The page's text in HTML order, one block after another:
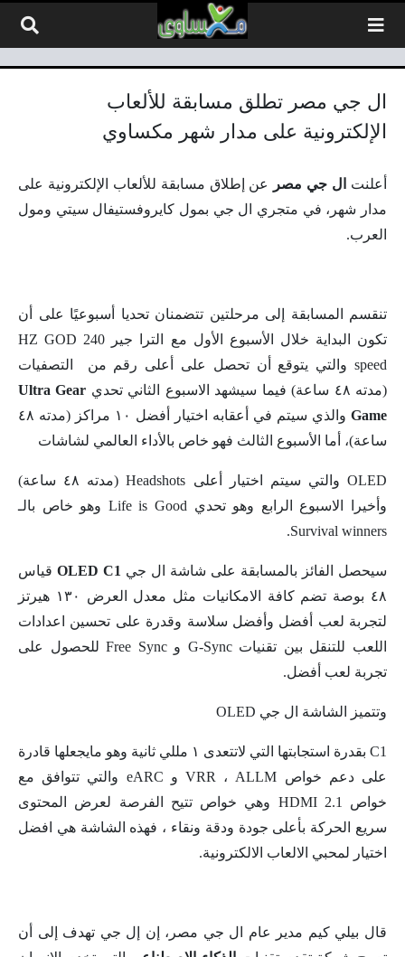
ال جي مصر تطلق مسابقة للألعاب
الإلكترونية على مدار شهر مكساوي
أعلنت ال جي مصر
عن إطلاق مسابقة للألعاب الإلكترونية على
مدار شهر، في متجري ال جي بمول كايروفستيفال سيتي ومول
العرب.
تنقسم المسابقة إلى مرحلتين تتضمنان تحديا أسبوعيًا على أن
تكون البداية خلال الأسبوع الأول مع الترا جير 240 HZ GOD
speed والتي يتوقع أن تحصل على أعلى رقم من التصفيات
(مدته ٤٨ ساعة) فيما سيشهد الاسبوع الثاني تحدي
Ultra Gear
Game
والذي سيتم في أعقابه اختيار أفضل ١٠ مراكز (مدته ٤٨
ساعة)، أما الأسبوع الثالث فهو خاص بالأداء العالمي لشاشات
OLED والتي سيتم اختيار أعلى Headshots (مدته ٤٨ ساعة)
وأخيرا الاسبوع الرابع وهو تحدي Life is Good وهو خاص بالـ
Survival winners.
سيحصل الفائز بالمسابقة على شاشة ال جي OLED C1 قياس
٤٨ بوصة تضم كافة الامكانيات مثل معدل العرض ١٣٠ هيرتز
لتجربة لعب أفضل وأفضل سلاسة وقدرة على تحسين اعدادات
اللعب للتنقل بين تقنيات G-Sync و Free Sync للحصول على
تجربة لعب أفضل.
وتتميز الشاشة ال جي OLED
C1 بقدرة استجابتها التي لاتتعدى ١ مللي ثانية وهو مايجعلها قادرة
على دعم خواص VRR ، ALLM و eARC والتي تتوافق مع
خواص HDMI 2.1 وهي خواص تتيح الفرصة لعرض المحتوى
سريع الحركة بأعلى جودة ودقة ونقاء ، فهذه الشاشة هي افضل
اختيار لمحبي الالعاب الالكترونية.
قال بيلي كيم مدير عام ال جي مصر، إن إل جي تهدف إلى أن